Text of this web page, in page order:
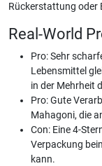
Rückerstattung oder
Real-World
Pro: Sehr
Lebensmittel
in der Mehrheit
Pro: Gute
Mahagoni, die
Con: Eine 4-
Verpackung
kann.